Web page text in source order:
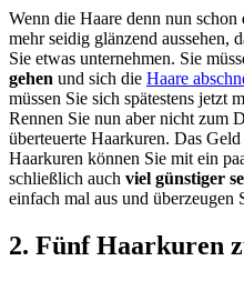
Wenn die Haare denn nun schon
mehr seidig glänzend aussehen,
Sie etwas unternehmen. Sie
gehen und sich die Haare
müssen Sie sich spätestens jetzt
Rennen Sie nun aber nicht zum
überteuerte Haarkuren. Das
Haarkuren können Sie mit ein
schließlich auch viel günstiger
einfach mal aus und überzeugen
2. Fünf Haarkuren